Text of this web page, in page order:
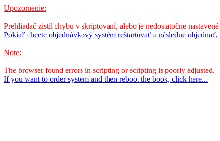
Upozornenie:
Prehliadač zistil chybu v skriptovaní, alebo je nedostatočne
Pokiaľ chcete objednávkový systém reštartovať a následne
Note:
The browser found errors in scripting or scripting is poorly adjusted.
If you want to order system and then reboot the book, click here...